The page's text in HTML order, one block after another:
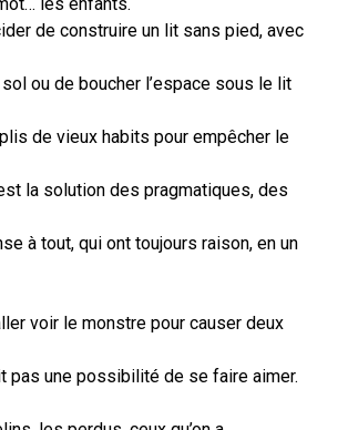
de construire un lit sans pied, avec
ou de boucher l’espace sous le lit
de vieux habits pour empêcher le
la solution des pragmatiques, des
à tout, qui ont toujours raison, en un
voir le monstre pour causer deux
pas une possibilité de se faire aimer.